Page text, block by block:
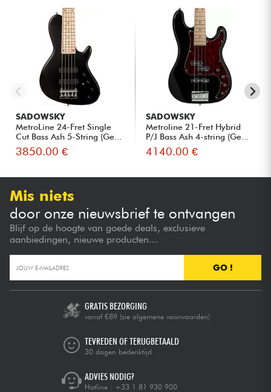
SADOWSKY
MetroLine 24-Fret Single
Cut Bass Ash 5-String (Ge...
3850.00 €
SADOWSKY
Metroline 21-Fret Hybrid
P/J Bass Ash 4-string (Ge...
4140.00 €
Mis niets
door onze nieuwsbrief te ontvangen
Blijf op de hoogte van goede deals, exclusieve
aanbiedingen, nieuwe producten...
GO !
GRATIS BEZORGING
vanaf €89 (zie algemene voorwaarden)
TEVREDEN OF TERUGBETAALD
30 dagen bedenktijd
ADVIES NODIG?
Hotline : +33 1 81 930 900